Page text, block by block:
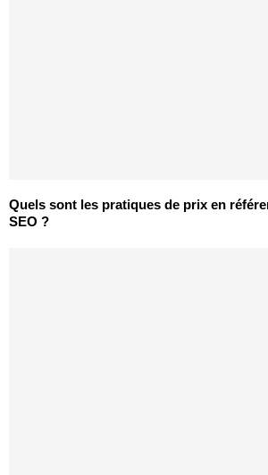
Quels sont les pratiques de prix en
SEO ?